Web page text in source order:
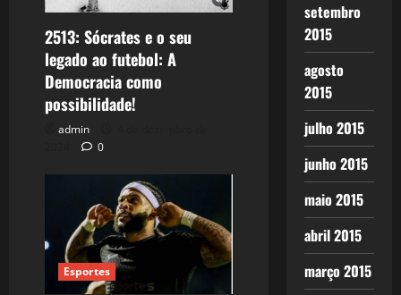
2513: Sócrates e o seu
legado ao futebol: A
Democracia como
possibilidade!
admin
0
Esportes
setembro
2015
agosto
2015
julho 2015
junho 2015
maio 2015
abril 2015
março 2015